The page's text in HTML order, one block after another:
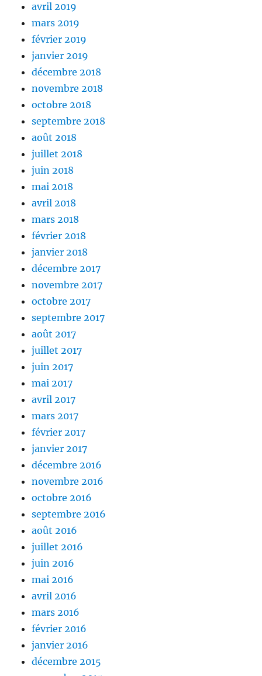
avril 2019
mars 2019
février 2019
janvier 2019
décembre 2018
novembre 2018
octobre 2018
septembre 2018
août 2018
juillet 2018
juin 2018
mai 2018
avril 2018
mars 2018
février 2018
janvier 2018
décembre 2017
novembre 2017
octobre 2017
septembre 2017
août 2017
juillet 2017
juin 2017
mai 2017
avril 2017
mars 2017
février 2017
janvier 2017
décembre 2016
novembre 2016
octobre 2016
septembre 2016
août 2016
juillet 2016
juin 2016
mai 2016
avril 2016
mars 2016
février 2016
janvier 2016
décembre 2015